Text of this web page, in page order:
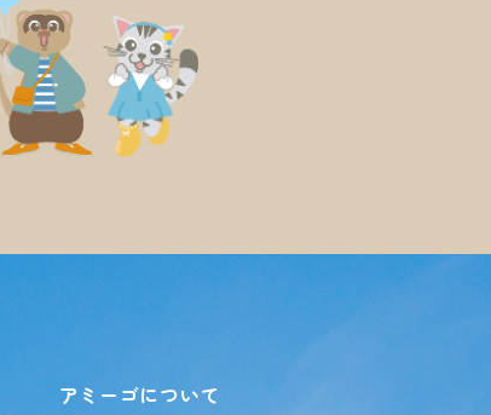
アミーゴについて